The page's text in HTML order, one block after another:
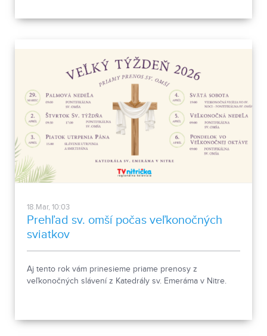
18.Mar, 10:03
Prehľad sv. omší počas veľkonočných
sviatkov
Aj tento rok vám prinesieme priame prenosy z
veľkonočných slávení z Katedrály sv. Emeráma v Nitre.